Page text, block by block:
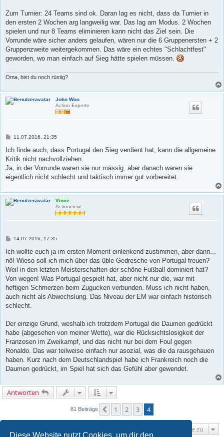
Diese Website nutzt Cookies, um dir den
Zum Turnier: 24 Teams sind ok. Daran lag es nicht, dass da Turnier in
den ersten 2 Wochen arg langweilig war. Das lag am Modus. 2 Wochen
spielen und nur 8 Teams eliminieren kann nicht das Ziel sein. Die
Vorrunde wäre sicher anders gelaufen, wären nur die 6 Gruppenersten + 2
Gruppenzweite weitergekommen. Das wäre ein echtes "Schlachtfest"
geworden, wo man einfach auf Sieg hätte spielen müssen.
Oma, bist du noch rüstig?
John Woo
Action Experte
B
i
r
a
g
11.07.2016, 21:35
Ich finde auch, dass Portugal den Sieg verdient hat, kann die allgemeine
Kritik nicht nachvollziehen.
Ja, in der Vorrunde waren sie nur mässig, aber danach waren sie
eigentlich nicht schlecht und taktisch immer gut vorbereitet.
Vince
Actioncrew
B
i
r
a
14.07.2016, 17:35
Ich wollte euch ja im ersten Moment einlenkend zustimmen, aber dann...
nö! Wieso soll ich mich über das üble Gedresche von Portugal freuen?
Weil in den letzten Meisterschaften der schöne Fußball dominiert hat?
Von wegen! Was Portugal gespielt hat, aber nicht nur die, war mit
heftigen Schmerzen beim Zugucken verbunden. Muss ich nicht haben,
auch nicht als Abwechslung. Das Niveau der EM war einfach historisch
schlecht.
Der einzige Grund, weshalb ich trotzdem Portugal die Daumen gedrückt
habe (abgesehen von meiner Wette), war die Rücksichtslosigkeit der
Franzosen im Zweikampf, und das nicht nur bei dem Foul gegen
Ronaldo. Das war teilweise einfach nur asozial, was die da rausgehauen
haben. Kurz nach dem Deutschlandspiel habe ich Frankreich noch die
Daumen gedrückt, im Spiel hat sich das Gefühl aber gewendet.
Antworten
81 Beiträge Vorherige
1 2 3 4
Gehe zu